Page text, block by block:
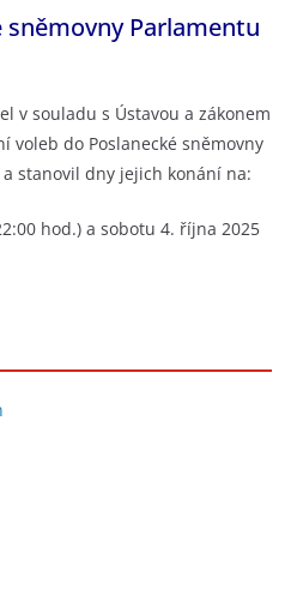
sněmovny Parlamentu
v souladu s Ústavou a zákonem
voleb do Poslanecké sněmovny
stanovil dny jejich konání na:
hod.) a sobotu 4. října 2025